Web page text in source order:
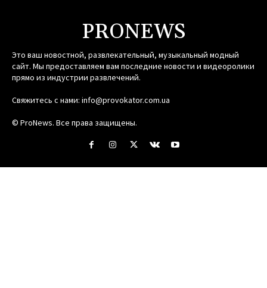
PRONEWS
Это ваш новостной, развлекательный, музыкальный модный
сайт. Мы предоставляем вам последние новости и видеоролики
прямо из индустрии развлечений.
Свяжитесь с нами: info@provokator.com.ua
© ProNews. Все права защищены.